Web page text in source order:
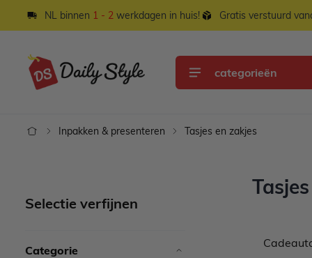
Ga naar de inhoud
NL binnen 1 - 2 werkdagen in huis! Gratis verstuurd
categorieën
Inpakken & presenteren Tasjes en zakjes
Selectie verfijnen
Categorie